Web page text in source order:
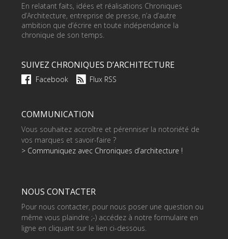
En relatant faits, idées et réalisations Chroniques
d’Architecture, entreprise de presse, n’a d’autre
ambition que d’écrire en toute indépendance la
chronique de son temps.
SUIVEZ CHRONIQUES D’ARCHITECTURE
Facebook Flux RSS
COMMUNICATION
Vous souhaitez accroître et pérenniser la notoriété de
vos marques et savoir-faire ?
> Communiquez avec Chroniques d’architecture !
NOUS CONTACTER
Pour nous contacter, pour nous poser une question ou
même vous plaindre ;-) accédez à notre formulaire en
ligne en cliquant sur le lien ci-dessous.